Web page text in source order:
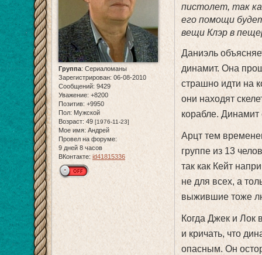
Группа: Сериаломаны
Зарегистрирован: 06-08-2010
Сообщений: 9429
Уважение: +8200
Позитив: +9950
Пол: Мужской
Возраст: 49 [1976-11-23]
Мое имя: Андрей
Провел на форуме:
9 дней 8 часов
ВКонтакте: id41815336
пистолет, так
его помощи
вещи Клэр в
Даниэль
динамит. Она
страшно идти на
они находят
корабле. Динамит
Арцт тем
группе из 13
так как Кейт
не для всех, а
выжившие тоже
Когда Джек и Лок
и кричать, что
опасным. Он